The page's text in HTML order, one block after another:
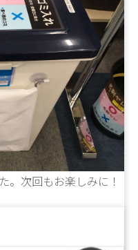
。次回もお楽しみに！